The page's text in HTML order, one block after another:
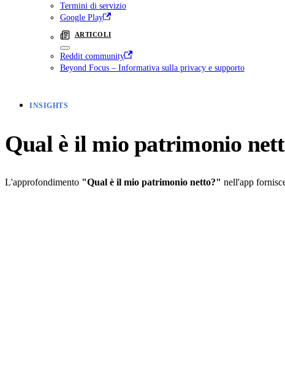
Termini di servizio
Google Play
ARTICOLI
Reddit community
Beyond Focus – Informativa sulla privacy e supporto
INSIGHTS
Qual è il mio patrimonio
L'approfondimento "Qual è il mio patrimonio netto?" nell'app